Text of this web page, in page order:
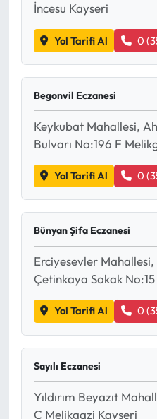
İncesu Kayseri
Yol Tarifi Al 0
Begonvil Eczanesi
Keykubat Mahallesi,
Bulvarı No:196 F
Yol Tarifi Al 0
Bünyan Şifa Eczanesi
Erciyesevler Mahallesi,
Çetinkaya Sokak
Yol Tarifi Al 0
Sayılı Eczanesi
Yıldırım Beyazıt
C Melikgazi Kayseri